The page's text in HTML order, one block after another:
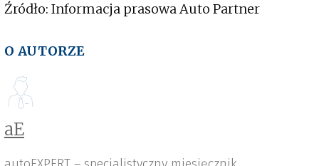
Źródło: Informacja prasowa Auto Partner
O AUTORZE
aE